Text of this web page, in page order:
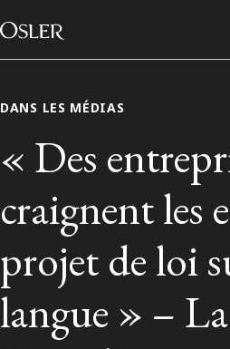
Passer au contenu
Main Navigation
Réseau des anciens d’Osler
DANS LES MÉDIAS
« Des
craignent les
projet de loi
langue » – La